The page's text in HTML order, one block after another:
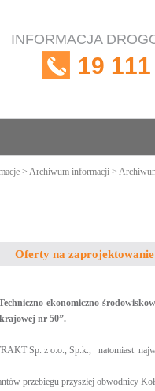
INFORMACJA
19 111
> Archiwum informacji >
Oferty na zaprojektowanie
ekonomiczno-
nr 50”.
Sp. z o.o., Sp.k., natomiast
przebiegu przyszłej obwodnicy